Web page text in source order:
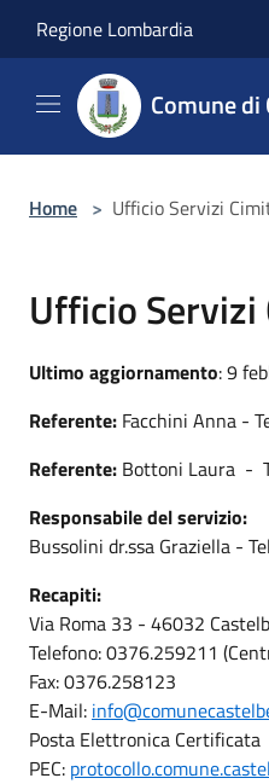
Regione Lombardia
Comune
Home > Ufficio Servizi
Ufficio
Ultimo aggiornamento: 9
Referente: Facchini Anna -
Referente: Bottoni Laura -
Responsabile del servizio:
Bussolini dr.ssa Graziella -
Recapiti:
Via Roma 33 - 46032
Telefono: 0376.259211
Fax: 0376.258123
E-Mail:
Posta Elettronica Certificata
PEC: